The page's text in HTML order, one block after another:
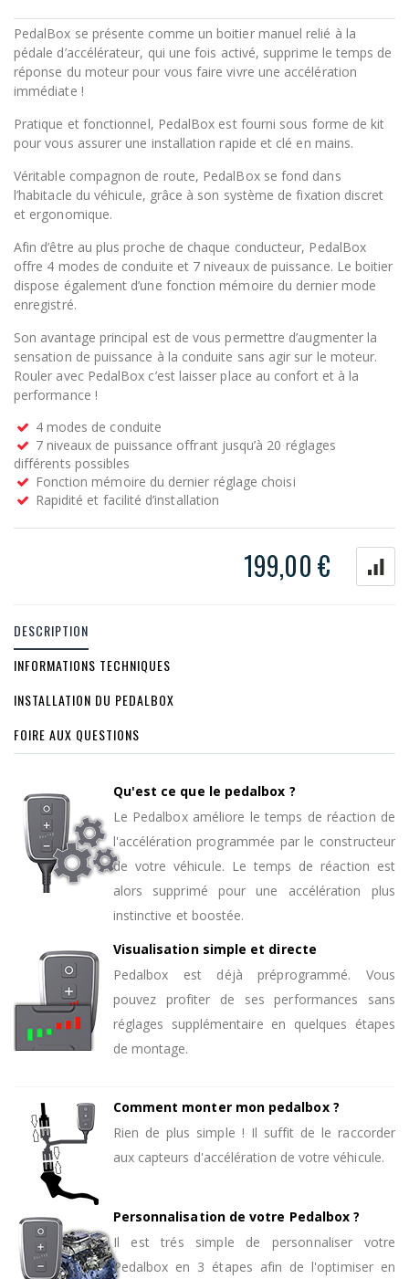
PedalBox se présente comme un boitier manuel relié à la
pédale d’accélérateur, qui une fois activé, supprime le temps de
réponse du moteur pour vous faire vivre une accélération
immédiate !
Pratique et fonctionnel, PedalBox est fourni sous forme de kit
pour vous assurer une installation rapide et clé en mains.
Véritable compagnon de route, PedalBox se fond dans
l’habitacle du véhicule, grâce à son système de fixation discret
et ergonomique.
Afin d’être au plus proche de chaque conducteur, PedalBox
offre 4 modes de conduite et 7 niveaux de puissance. Le boitier
dispose également d’une fonction mémoire du dernier mode
enregistré.
Son avantage principal est de vous permettre d’augmenter la
sensation de puissance à la conduite sans agir sur le moteur.
Rouler avec PedalBox c’est laisser place au confort et à la
performance !
4 modes de conduite
7 niveaux de puissance offrant jusqu’à 20 réglages
différents possibles
Fonction mémoire du dernier réglage choisi
Rapidité et facilité d’installation
199,00 €
DESCRIPTION
INFORMATIONS TECHNIQUES
INSTALLATION DU PEDALBOX
FOIRE AUX QUESTIONS
Qu'est ce que le pedalbox ?
Le Pedalbox améliore le temps de réaction de
l'accélération programmée par le constructeur
de votre véhicule. Le temps de réaction est
alors supprimé pour une accélération plus
instinctive et boostée.
Visualisation simple et directe
Pedalbox est déjà préprogrammé. Vous
pouvez profiter de ses performances sans
réglages supplémentaire en quelques étapes
de montage.
Comment monter mon pedalbox ?
Rien de plus simple ! Il suffit de le raccorder
aux capteurs d'accélération de votre véhicule.
Personnalisation de votre Pedalbox ?
Il est trés simple de personnaliser votre
Pedalbox en 3 étapes afin de l'optimiser en